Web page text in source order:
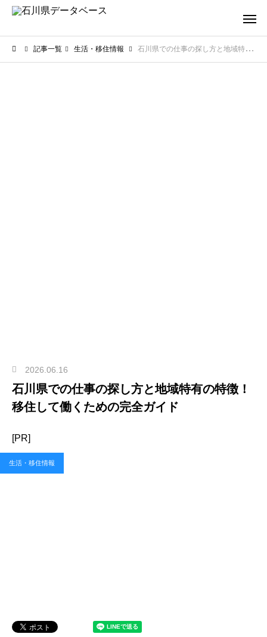
記事一覧 生活・移住情報 石川県での仕事の探し方と地域特有の特徴！移住して働くための完全ガイド
2026.06.16
石川県での仕事の探し方と地域特有の特徴！
移住して働くための完全ガイド
[PR]
生活・移住情報